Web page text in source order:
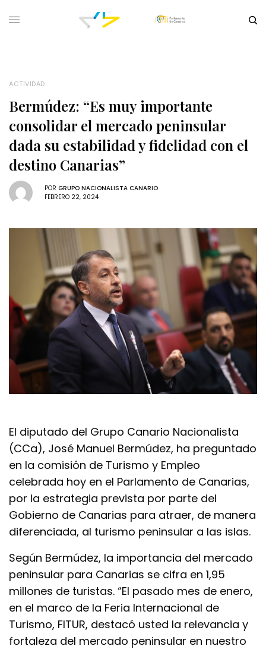
ACTIVIDAD
Bermúdez: “Es muy importante
consolidar el mercado peninsular
dada su estabilidad y fidelidad con el
destino Canarias”
POR GRUPO NACIONALISTA CANARIO
FEBRERO 22, 2024
El diputado del Grupo Canario Nacionalista
(CCa), José Manuel Bermúdez, ha preguntado
en la comisión de Turismo y Empleo
celebrada hoy en el Parlamento de Canarias,
por la estrategia prevista por parte del
Gobierno de Canarias para atraer, de manera
diferenciada, al turismo peninsular a las islas.
Según Bermúdez, la importancia del mercado
peninsular para Canarias se cifra en 1,95
millones de turistas. “El pasado mes de enero,
en el marco de la Feria Internacional de
Turismo, FITUR, destacó usted la relevancia y
fortaleza del mercado peninsular en nuestro